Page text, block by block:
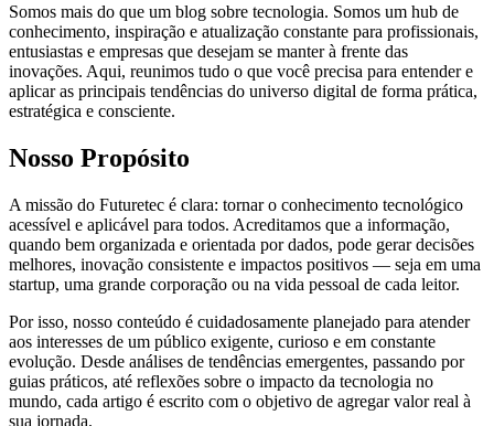
Somos mais do que um blog sobre tecnologia. Somos um hub de
conhecimento, inspiração e atualização constante para profissionais,
entusiastas e empresas que desejam se manter à frente das
inovações. Aqui, reunimos tudo o que você precisa para entender e
aplicar as principais tendências do universo digital de forma prática,
estratégica e consciente.
Nosso Propósito
A missão do Futuretec é clara: tornar o conhecimento tecnológico
acessível e aplicável para todos. Acreditamos que a informação,
quando bem organizada e orientada por dados, pode gerar decisões
melhores, inovação consistente e impactos positivos — seja em uma
startup, uma grande corporação ou na vida pessoal de cada leitor.
Por isso, nosso conteúdo é cuidadosamente planejado para atender
aos interesses de um público exigente, curioso e em constante
evolução. Desde análises de tendências emergentes, passando por
guias práticos, até reflexões sobre o impacto da tecnologia no
mundo, cada artigo é escrito com o objetivo de agregar valor real à
sua jornada.